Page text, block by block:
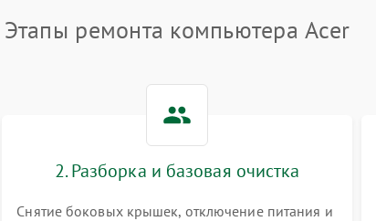
Этапы ремонта компьютера Acer
2. Разборка и базовая очистка
Снятие боковых крышек, отключение питания и